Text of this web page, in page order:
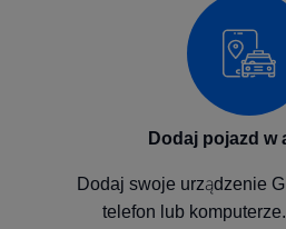
Dodaj pojazd w
Dodaj swoje urządzenie
telefon lub